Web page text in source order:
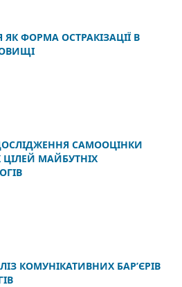
ФОРМА ОСТРАКІЗАЦІЇ В
САМООЦІНКИ
ЦІЛЕЙ МАЙБУТНІХ
КОМУНІКАТИВНИХ БАР’ЄРІВ